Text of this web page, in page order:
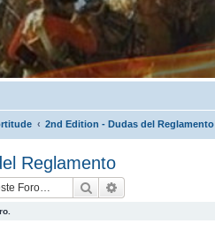
2nd Edition - Dudas del Reglamento
Reglamento
Buscar